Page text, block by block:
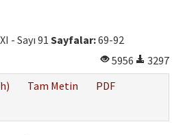
- Sayı 91 Sayfalar:69-92
5956
3297
Tam Metin
PDF